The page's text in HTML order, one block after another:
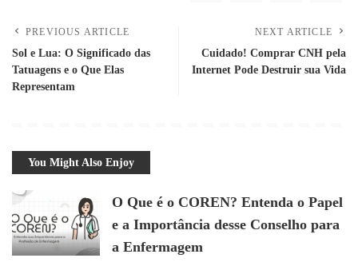
PREVIOUS ARTICLE
Sol e Lua: O Significado das
Tatuagens e o Que Elas
Representam
NEXT ARTICLE
Cuidado! Comprar CNH pela
Internet Pode Destruir sua Vida
You Might Also Enjoy
O Que é o COREN? Entenda o Papel
e a Importância desse Conselho para
a Enfermagem